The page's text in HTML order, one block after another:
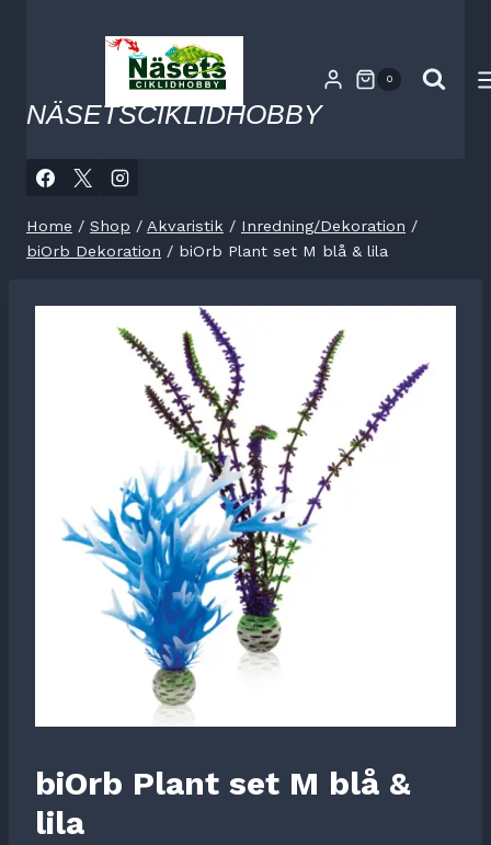
NÄSETSCIKLIDHOBBY
0
Home / Shop / Akvaristik / Inredning/Dekoration /
biOrb Dekoration / biOrb Plant set M blå & lila
biOrb Plant set M blå &
lila